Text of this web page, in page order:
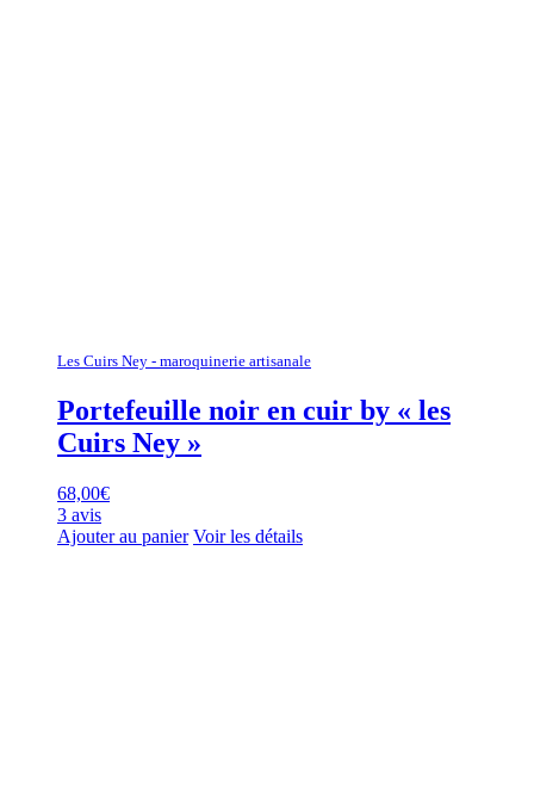
Les Cuirs Ney - maroquinerie artisanale
Portefeuille noir en cuir by « les
Cuirs Ney »
68,00€
3 avis
Ajouter au panier Voir les détails